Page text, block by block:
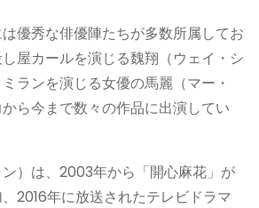
優秀な俳優陣たちが多数所属してお
屋カールを演じる魏翔（ウェイ・シ
ランを演じる女優の馬麗（マー・
ら今まで数々の作品に出演してい
）は、2003年から「開心麻花」が
2016年に放送されたテレビドラマ